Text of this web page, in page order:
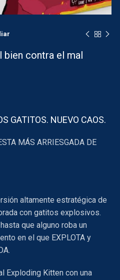
bien contra el mal
GATITOS. NUEVO CAOS.
MÁS ARRIESGADA DE
altamente estratégica de
con gatitos explosivos.
que alguno roba un
en el que EXPLOTA y
Exploding Kitten con una